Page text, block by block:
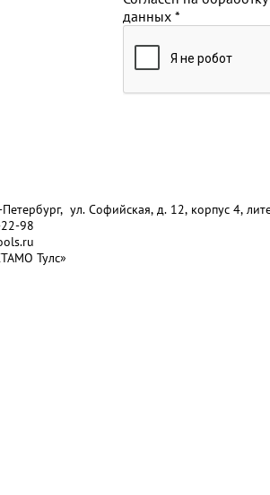
данных *
ул. Софийская, д. 12, корпус 4,
98
Тулс»